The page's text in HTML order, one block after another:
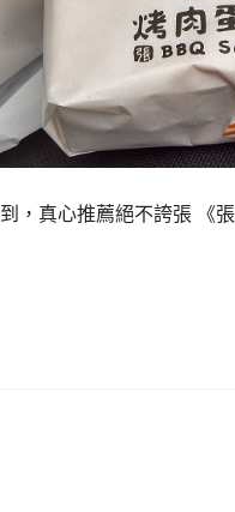
，真心推薦絕不誇張 《